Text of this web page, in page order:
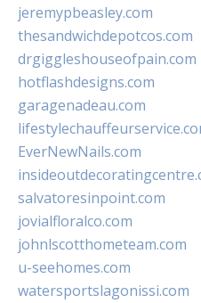
jeremypbeasley.com
thesandwichdepotcos.com
drgiggleshouseofpain.com
hotflashdesigns.com
garagenadeau.com
EverNewNails.com
salvatoresinpoint.com
jovialfloralco.com
johnlscotthometeam.com
u-seehomes.com
watersportslagonissi.com